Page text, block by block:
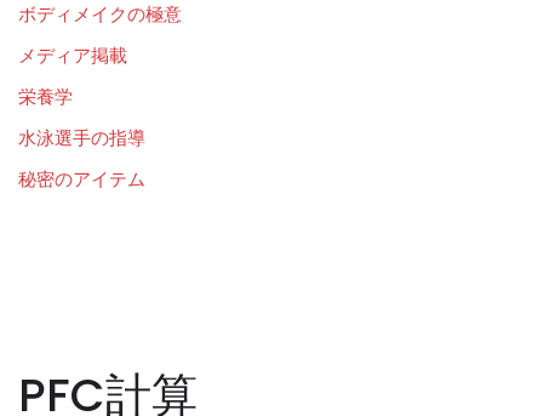
ボディメイクの極意
メディア掲載
栄養学
水泳選手の指導
秘密のアイテム
PFC計算